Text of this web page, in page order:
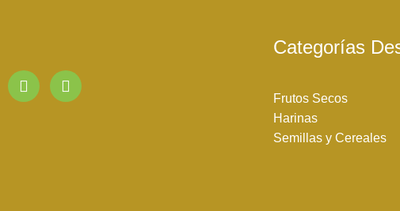
I
n
s
F
a
c
Categorías
Frutos Secos
Harinas
Semillas y Cereales